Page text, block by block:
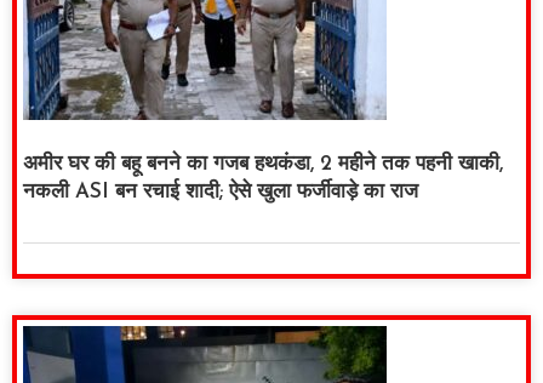
अमीर घर की बहू बनने का गजब हथकंडा, 2 महीने तक पहनी खाकी,
नकली ASI बन रचाई शादी; ऐसे खुला फर्जीवाड़े का राज